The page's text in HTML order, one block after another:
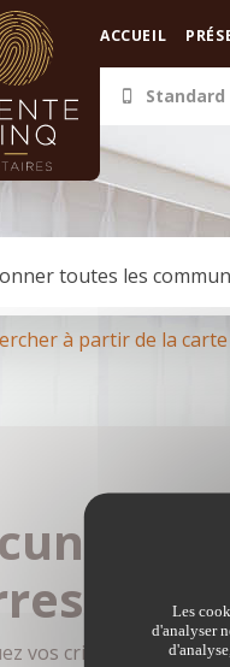
ACCUEIL
Standard
toutes les
à partir de la carte
vos critères de
Les
d'analyser